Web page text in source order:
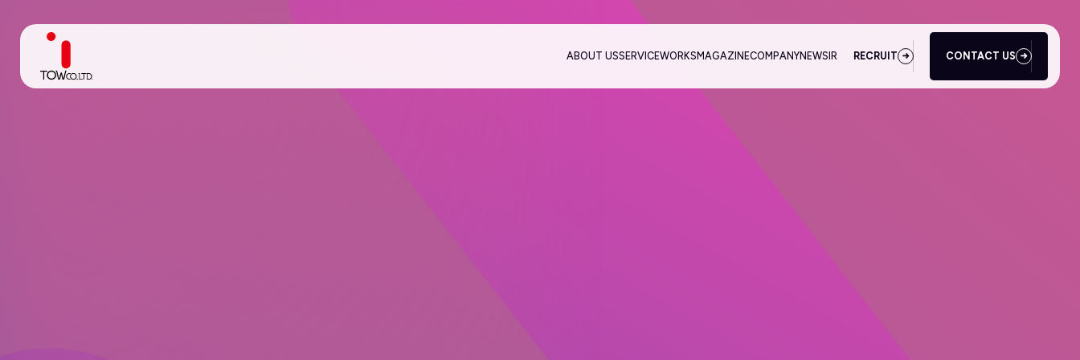
ABOUT USSERVICEWORKS MAGAZINECOMPANYNEWS IR RECRUIT CONTACT US